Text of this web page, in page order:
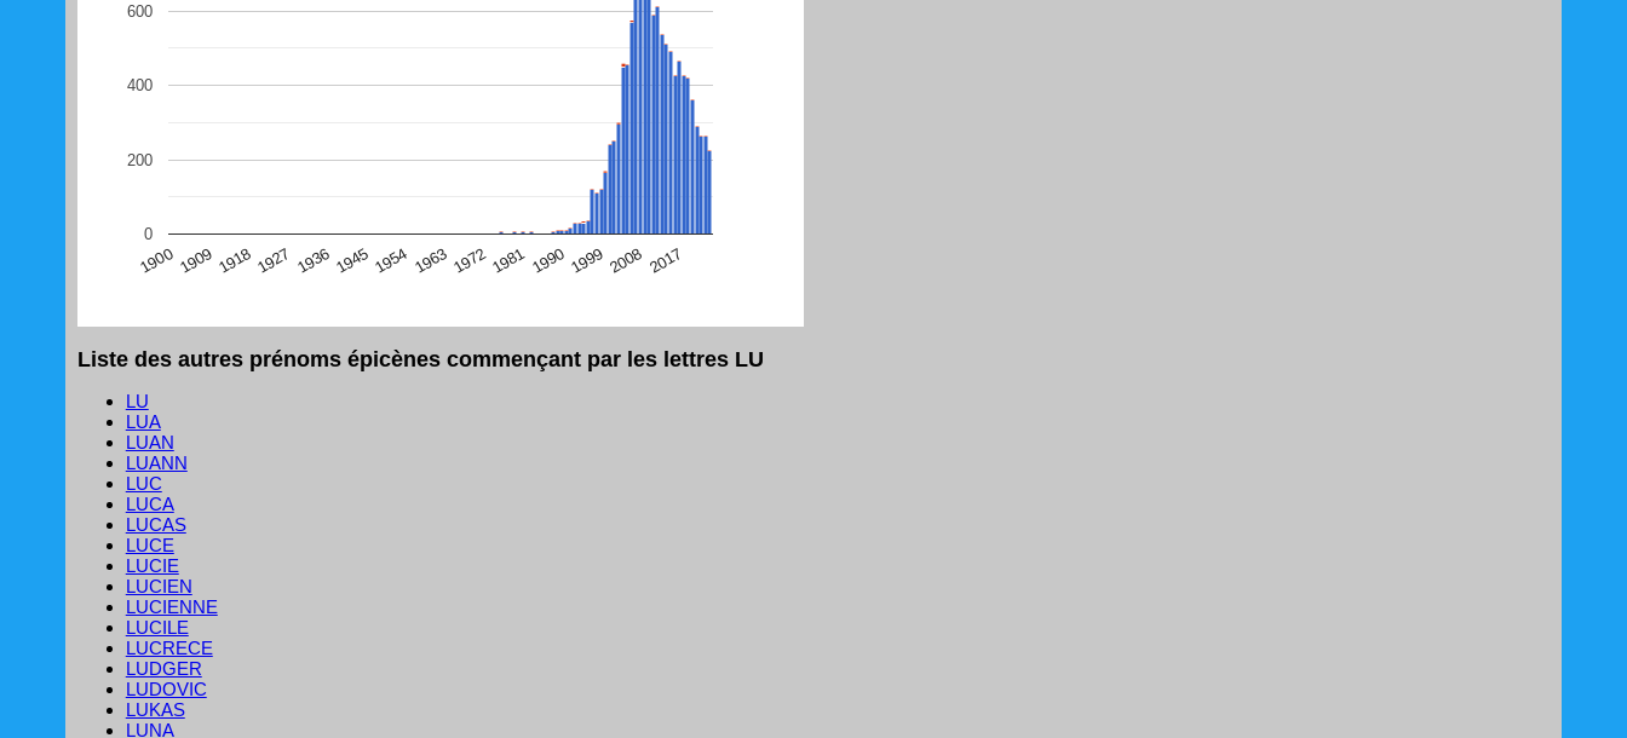
1900 1909 1918 1927 1936 1945 1954 1963 19721981 1990 1999 2008 2017
0
200
400
600
(Graphique Google Charts, non compatible avec le navigateur Safari en ce moment)
Liste des autres prénoms épicènes commençant par les lettres LU
LU
LUA
LUAN
LUANN
LUC
LUCA
LUCAS
LUCE
LUCIE
LUCIEN
LUCIENNE
LUCILE
LUCRECE
LUDGER
LUDOVIC
LUKAS
LUNA